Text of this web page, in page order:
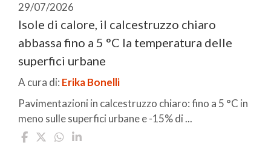
29/07/2026
Isole di calore, il calcestruzzo chiaro
abbassa fino a 5 °C la temperatura delle
superfici urbane
A cura di: Erika Bonelli
Pavimentazioni in calcestruzzo chiaro: fino a 5 °C in
meno sulle superfici urbane e -15% di ...